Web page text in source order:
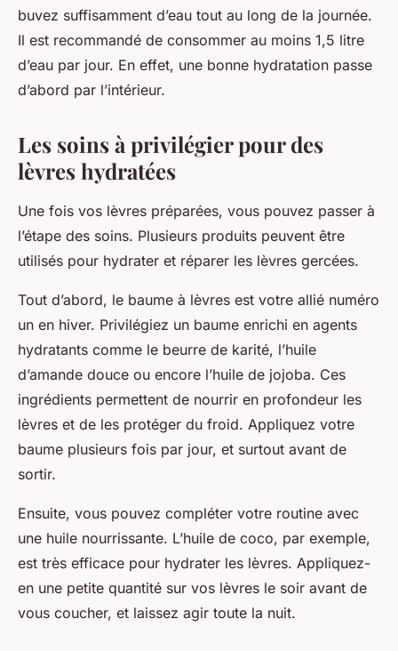
buvez suffisamment d’eau tout au long de la journée.
Il est recommandé de consommer au moins 1,5 litre
d’eau par jour. En effet, une bonne hydratation passe
d’abord par l’intérieur.
Les soins à privilégier pour des
lèvres hydratées
Une fois vos lèvres préparées, vous pouvez passer à
l’étape des soins. Plusieurs produits peuvent être
utilisés pour hydrater et réparer les lèvres gercées.
Tout d’abord, le baume à lèvres est votre allié numéro
un en hiver. Privilégiez un baume enrichi en agents
hydratants comme le beurre de karité, l’huile
d’amande douce ou encore l’huile de jojoba. Ces
ingrédients permettent de nourrir en profondeur les
lèvres et de les protéger du froid. Appliquez votre
baume plusieurs fois par jour, et surtout avant de
sortir.
Ensuite, vous pouvez compléter votre routine avec
une huile nourrissante. L’huile de coco, par exemple,
est très efficace pour hydrater les lèvres. Appliquez-
en une petite quantité sur vos lèvres le soir avant de
vous coucher, et laissez agir toute la nuit.